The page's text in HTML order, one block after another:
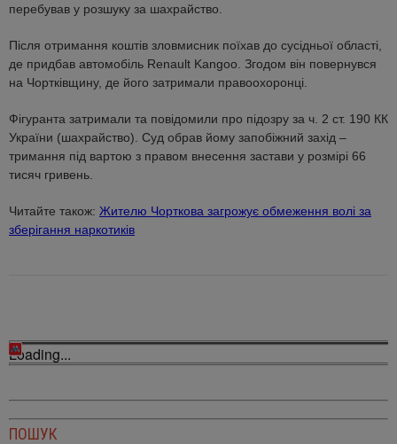
перебував у розшуку за шахрайство.
Після отримання коштів зловмисник поїхав до сусідньої області,
де придбав автомобіль Renault Kangoo. Згодом він повернувся
на Чортківщину, де його затримали правоохоронці.
Фігуранта затримали та повідомили про підозру за ч. 2 ст. 190 КК
України (шахрайство). Суд обрав йому запобіжний захід –
тримання під вартою з правом внесення застави у розмірі 66
тисяч гривень.
Читайте також: Жителю Чорткова загрожує обмеження волі за
зберігання наркотиків
Loading...
ПОШУК